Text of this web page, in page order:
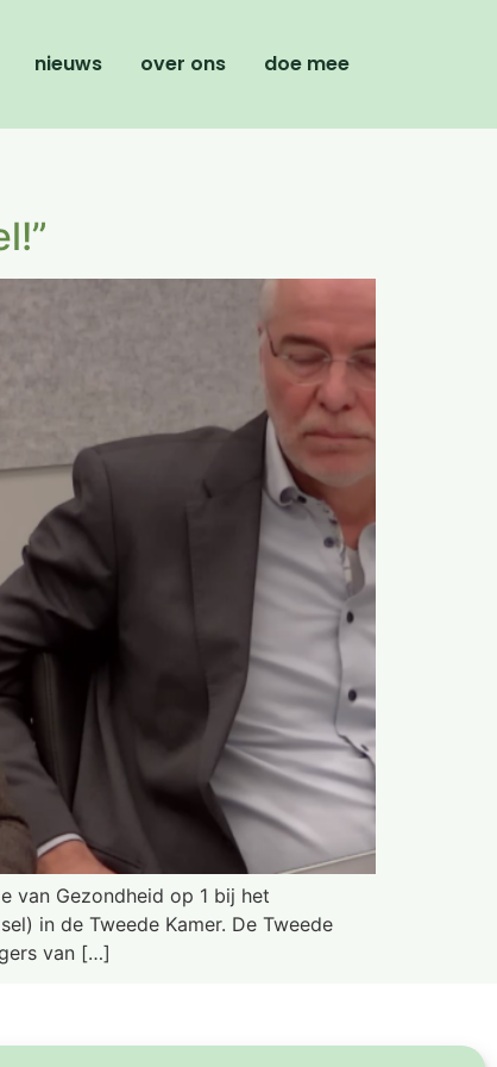
nieuws over ons doe mee
van Gezondheid op 1 bij het
in de Tweede Kamer. De Tweede
van […]